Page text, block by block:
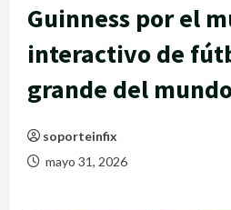
Guinness por el
interactivo de
grande del
soporteinfix
mayo 31, 2026